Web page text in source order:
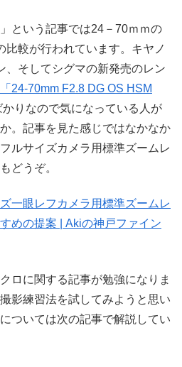
という記事では24－70ｍｍの
比較が行われています。キヤノ
、そしてシグマの新発売のレン
「24-70mm F2.8 DG OS HSM
りなので気になっている人が
。記事を見た感じではなかなか
ルサイズカメラ用標準ズームレ
どうぞ。
一眼レフカメラ用標準ズームレ
めの提案 | Akiの神戸ファイン
ロに関する記事が勉強になりま
影練習法を試してみようと思い
ついては次の記事で解説してい